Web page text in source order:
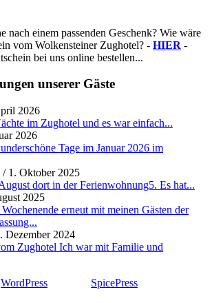
nach einem passenden Geschenk? Wie wäre
vom Wolkensteiner Zughotel? - HIER -
bei uns online bestellen...
unserer Gäste
2026
im Zughotel und es war einfach...
2026
Tage im Januar 2026 im
/ 1. Oktober 2025
dort in der Ferienwohnung5. Es hat...
2025
erneut mit meinen Gästen der
Dezember 2024
Zughotel Ich war mit Familie und
WordPress SpicePress